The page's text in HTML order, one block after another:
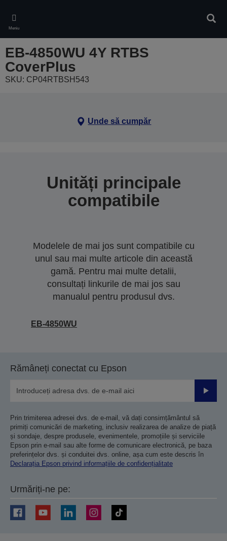
main
content
Meniu
EB-4850WU 4Y RTBS
CoverPlus
SKU: CP04RTBSH543
Unde să cumpăr
Unități principale
compatibile
Modelele de mai jos sunt compatibile cu
unul sau mai multe articole din această
gamă. Pentru mai multe detalii,
consultați linkurile de mai jos sau
manualul pentru produsul dvs.
EB-4850WU
Rămâneți conectat cu Epson
Prin trimiterea adresei dvs. de e-mail, vă dați consimțământul să
primiți comunicări de marketing, inclusiv realizarea de analize de piață
și sondaje, despre produsele, evenimentele, promoțiile și serviciile
Epson prin e-mail sau alte forme de comunicare electronică, pe baza
preferințelor dvs. și conduitei dvs. online, așa cum este descris în
Declarația Epson privind informațiile de confidențialitate
Urmăriți-ne pe: